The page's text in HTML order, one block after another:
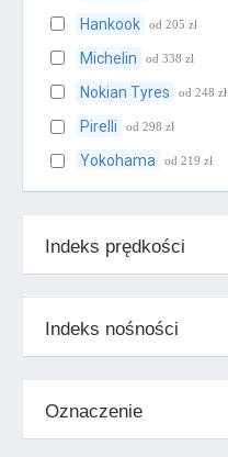
Hankook od 205 zł
Michelin od 338 zł
Nokian Tyres od 248 zł
Pirelli od 298 zł
Yokohama od 219 zł
Klasa średnia
BFGoodrich od 239 zł
Falken od 205 zł
Firestone od 247 zł
Indeks prędkości
Indeks nośności
Oznaczenie